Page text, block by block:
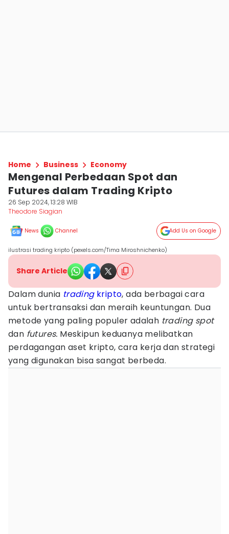
Home Business Economy
Mengenal Perbedaan Spot dan
Futures dalam Trading Kripto
26 Sep 2024, 13:28 WIB
Theodore Siagian
News Channel Add Us on Google
ilustrasi trading kripto (pexels.com/Tima Miroshnichenko)
Share Article
Dalam dunia trading kripto, ada berbagai cara
untuk bertransaksi dan meraih keuntungan. Dua
metode yang paling populer adalah trading spot
dan futures. Meskipun keduanya melibatkan
perdagangan aset kripto, cara kerja dan strategi
yang digunakan bisa sangat berbeda.